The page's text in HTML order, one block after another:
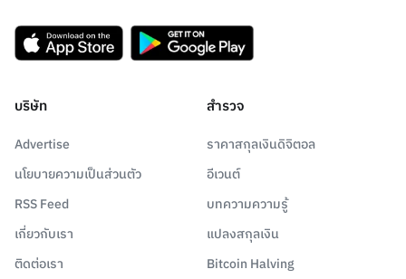
บริษัท
Advertise
นโยบายความเป็นส่วนตัว
RSS Feed
เกี่ยวกับเรา
ติดต่อเรา
สำรวจ
ราคาสกุลเงินดิจิตอล
อีเวนต์
บทความความรู้
แปลงสกุลเงิน
Bitcoin Halving